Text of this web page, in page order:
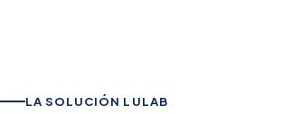
LA SOLUCIÓN LULAB